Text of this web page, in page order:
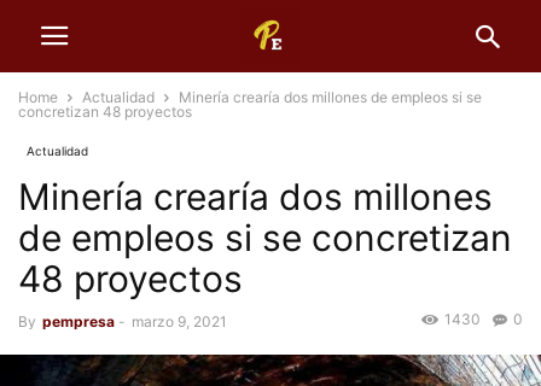
Home Actualidad
Minería crearía dos millones de empleos si se
concretizan 48 proyectos
Actualidad
Minería crearía dos millones
de empleos si se concretizan
48 proyectos
By pempresa - marzo 9, 2021 0
1430